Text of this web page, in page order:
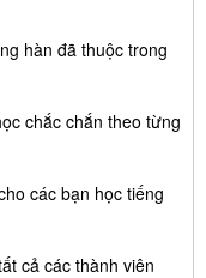
hàn đã thuộc trong
chắc chắn theo từng
các bạn học tiếng
cả các thành viên